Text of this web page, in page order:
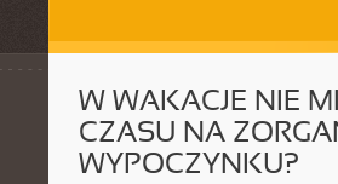
W WAKACJE NIE
CZASU NA
WYPOCZYNKU?